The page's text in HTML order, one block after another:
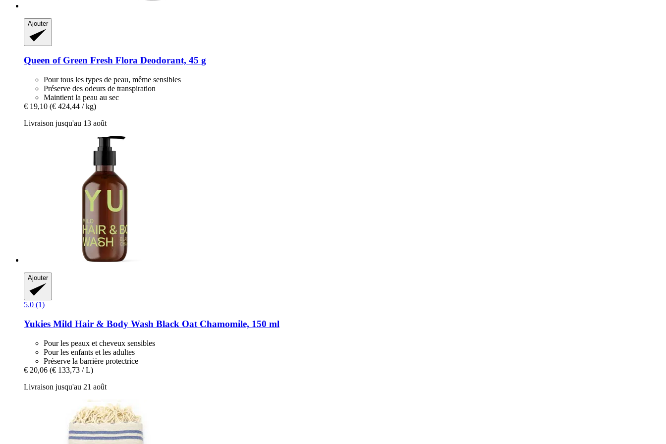
Ajouter
Queen of Green Fresh Flora Deodorant, 45 g
Pour tous les types de peau, même sensibles
Préserve des odeurs de transpiration
Maintient la peau au sec
€ 19,10 (€ 424,44 / kg)
Livraison jusqu'au 13 août
Ajouter
5.0 (1)
Yukies Mild Hair & Body Wash Black Oat Chamomile, 150 ml
Pour les peaux et cheveux sensibles
Pour les enfants et les adultes
Préserve la barrière protectrice
€ 20,06 (€ 133,73 / L)
Livraison jusqu'au 21 août